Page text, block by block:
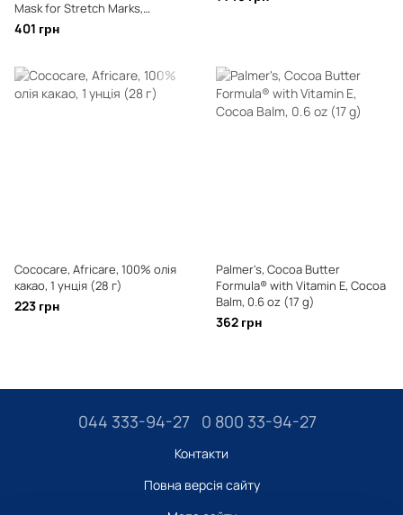
Mask for Stretch Marks,
Palmer's, 1 маска
одноразового використання,
401 грн
Cococare, Africare, 100% олія
какао, 1 унція (28 г)
223 грн
Palmer's, Cocoa Butter
Formula® with Vitamin E, Cocoa
Balm, 0.6 oz (17 g)
362 грн
044 333-94-27 0 800 33-94-27
Контакти
Повна версія сайту